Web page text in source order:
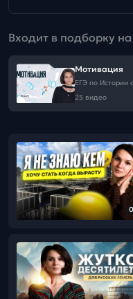
Входит в подборку
Мотивация
ЕГЭ по Истории
25 видео